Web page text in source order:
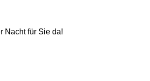
Nacht für Sie da!